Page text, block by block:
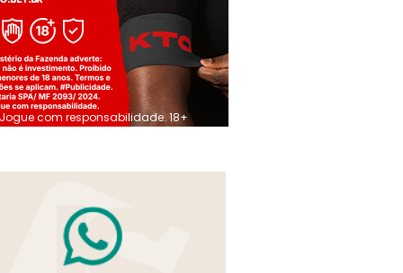
Jogue com responsabilidade. 18+